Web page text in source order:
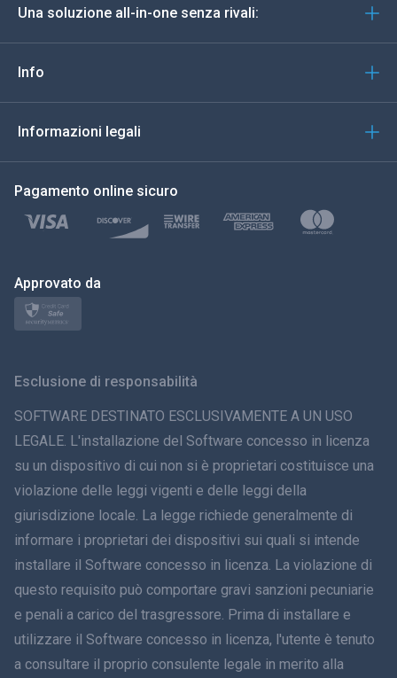
Türkçe
Polski
日本
ภาษาไทย
Dansk
हिंदी
עברית
Română
Una soluzione all-in-one senza rivali:
Info
Informazioni legali
Pagamento online sicuro
Approvato da
Esclusione di responsabilità
SOFTWARE DESTINATO ESCLUSIVAMENTE A UN USO
LEGALE. L'installazione del Software concesso in licenza
su un dispositivo di cui non si è proprietari costituisce una
violazione delle leggi vigenti e delle leggi della
giurisdizione locale. La legge richiede generalmente di
informare i proprietari dei dispositivi sui quali si intende
installare il Software concesso in licenza. La violazione di
questo requisito può comportare gravi sanzioni pecuniarie
e penali a carico del trasgressore. Prima di installare e
utilizzare il Software concesso in licenza, l'utente è tenuto
a consultare il proprio consulente legale in merito alla